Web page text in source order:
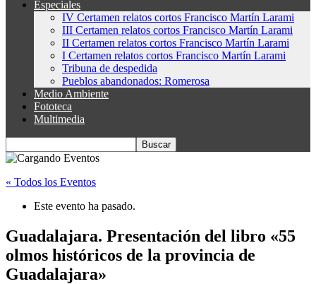
Especiales
IV Certamen relatos cortos Francisco Martín Larami
III Certamen relatos cortos Francisco Martín Larami
II Certamen relatos cortos Francisco Martín Larami
I Certamen relatos cortos Francisco Martín Larami
Tribuna de despedida
Pueblos abandonados: Romerosa
Medio Ambiente
Fototeca
Multimedia
« Todos los Eventos
Este evento ha pasado.
Guadalajara. Presentación del libro «55
olmos históricos de la provincia de
Guadalajara»